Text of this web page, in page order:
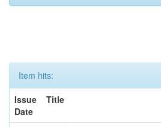
Item hits:
Issue
Date
Title